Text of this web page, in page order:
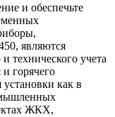
и обеспечьте
являются
технического учета
горячего
как в
ЖКХ,